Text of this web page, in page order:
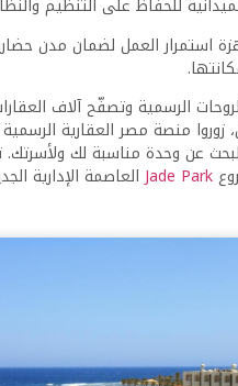
للحفاظ على التنظيم
استمرار العمل لضمان مدن
الرسمية وتصفّح آلاف
منصة مصر العقارية
عن وحدة مناسبة لك ولأسرتك.
Jade Parkالعاصمة الإدارية